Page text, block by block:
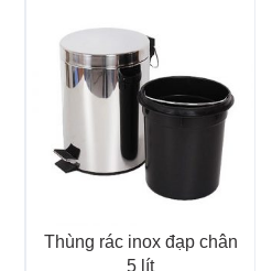
Thùng rác inox đạp chân
5 lít